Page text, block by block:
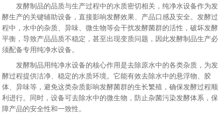
发酵制品的品质与生产过程中的水质密切相关，纯净水设备作为发
酵生产的关键辅助设备，直接影响发酵效果、产品口感及安全。发酵过
程中，水中的杂质、异味、微生物等会干扰发酵菌群的活性，破坏发酵
平衡，导致产品品质不稳定，甚至出现变质问题，因此发酵制品生产必
须配备专用纯净水设备。
发酵制品用纯净水设备的核心作用是去除原水中的各类杂质，为发
酵过程提供洁净、稳定的水质环境。它能有效去除水中的悬浮物、胶
体、异味等，避免这类杂质影响发酵菌群的生长繁殖，确保发酵过程顺
利进行。同时，设备可去除水中的微生物，防止杂菌污染发酵体系，保
障产品的安全性和一致性。